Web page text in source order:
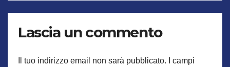
Lascia un commento
Il tuo indirizzo email non sarà pubblicato.
I campi